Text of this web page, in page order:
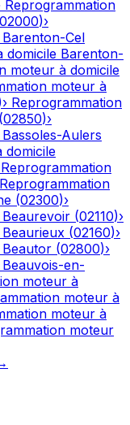
Reprogrammation
02000)›
Barenton-Cel
domicile Barenton-
moteur à domicile
moteur à
› Reprogrammation
(02850)›
Bassoles-Aulers
domicile
Reprogrammation
Reprogrammation
(02300)›
Beaurevoir (02110)›
Beaurieux (02160)›
Beautor (02800)›
Beauvois-en-
moteur à
moteur à
moteur à
moteur